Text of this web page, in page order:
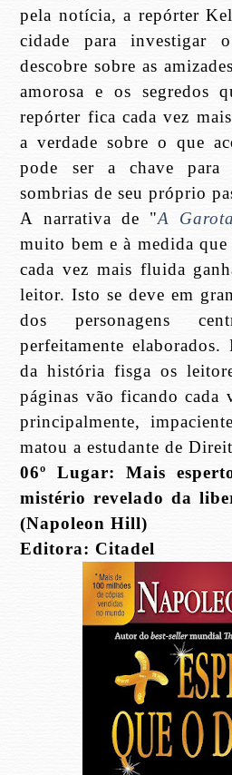
pela notícia, a repórter
cidade para investigar
descobre sobre as
amorosa e os segredos
repórter fica cada vez
a verdade sobre o que
pode ser a chave para
sombrias de seu próprio
A narrativa de "A
muito bem e à medida que
cada vez mais fluida
leitor. Isto se deve em
dos personagens
perfeitamente
da história fisga os
páginas vão ficando cada
principalmente,
matou a estudante de
06º Lugar: Mais
mistério revelado da
(Napoleon Hill)
Editora: Citadel